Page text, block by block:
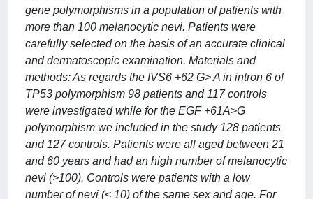
gene polymorphisms in a population of patients with
more than 100 melanocytic nevi. Patients were
carefully selected on the basis of an accurate clinical
and dermatoscopic examination. Materials and
methods: As regards the IVS6 +62 G> A in intron 6 of
TP53 polymorphism 98 patients and 117 controls
were investigated while for the EGF +61A>G
polymorphism we included in the study 128 patients
and 127 controls. Patients were all aged between 21
and 60 years and had an high number of melanocytic
nevi (>100). Controls were patients with a low
number of nevi (< 10) of the same sex and age. For